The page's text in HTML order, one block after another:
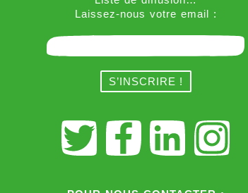
Laissez-nous votre email :